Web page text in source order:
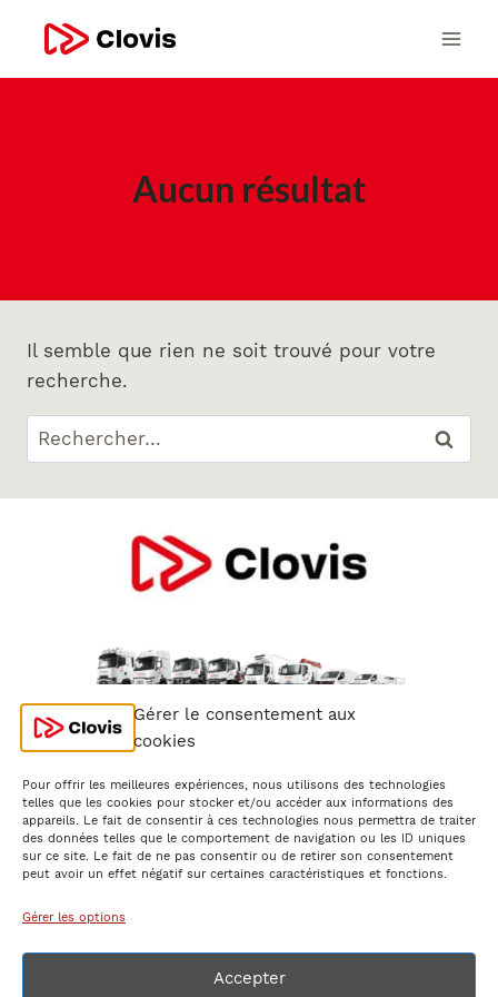
Gérer le consentement aux
cookies
Pour offrir les meilleures expériences, nous utilisons des technologies
telles que les cookies pour stocker et/ou accéder aux informations des
appareils. Le fait de consentir à ces technologies nous permettra de traiter
des données telles que le comportement de navigation ou les ID uniques
sur ce site. Le fait de ne pas consentir ou de retirer son consentement
peut avoir un effet négatif sur certaines caractéristiques et fonctions.
Gérer les options
Accepter
Aucun résultat
Il semble que rien ne soit trouvé pour votre
recherche.
Politique de confidentialité